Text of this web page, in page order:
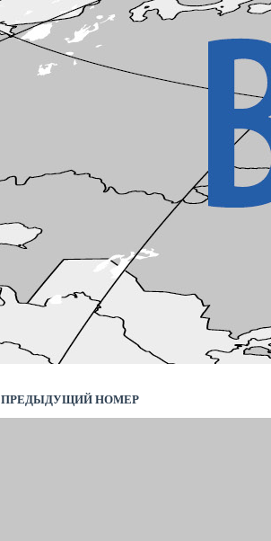
ПРЕДЫДУЩИЙ НОМЕР